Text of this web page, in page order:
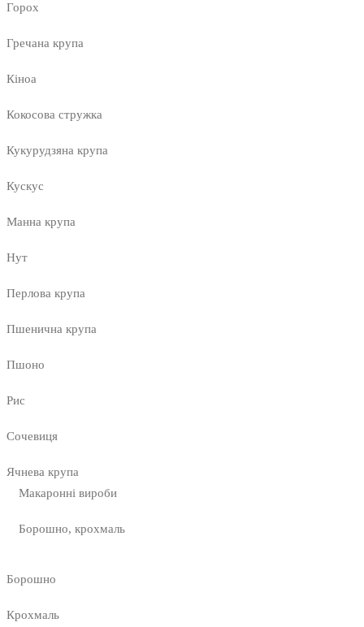
Горох
Гречана крупа
Кіноа
Кокосова стружка
Кукурудзяна крупа
Кускус
Манна крупа
Нут
Перлова крупа
Пшенична крупа
Пшоно
Рис
Сочевиця
Ячнева крупа
Макаронні вироби
Борошно, крохмаль
Борошно
Крохмаль